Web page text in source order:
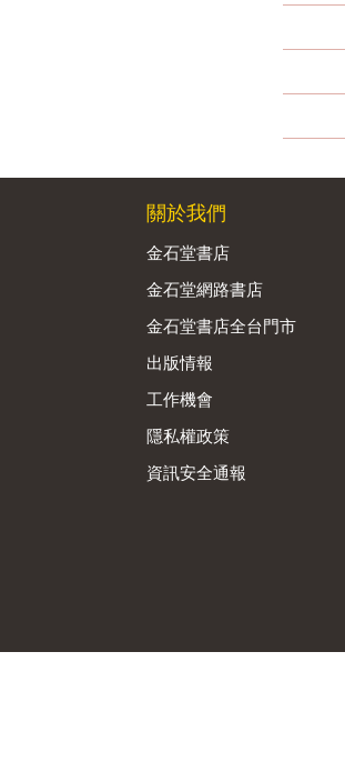
關於我們
金石堂書店
金石堂網路書店
金石堂書店全台門市
出版情報
工作機會
隱私權政策
資訊安全通報